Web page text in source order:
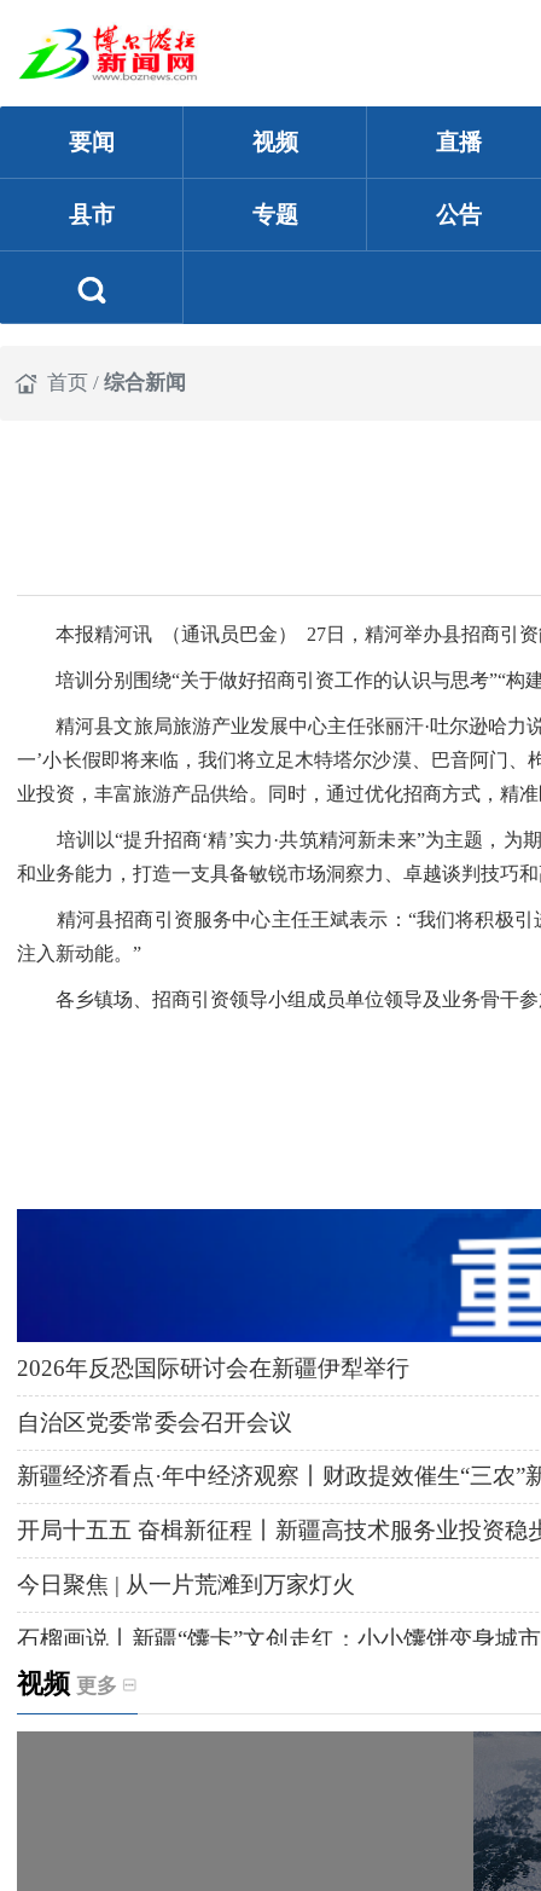
要闻 视频 直播
县市 专题 公告
首页/综合新闻
本报精河讯 （通讯员巴金） 27日，精河举办县招商引资
培训分别围绕“关于做好招商引资工作的认识与思考”“构
精河县文旅局旅游产业发展中心主任张丽汗·吐尔逊哈力
一’小长假即将来临，我们将立足木特塔尔沙漠、巴音阿门
业投资，丰富旅游产品供给。同时，通过优化招商方式，精
培训以“提升招商‘精’实力·共筑精河新未来”为主题，为
和业务能力，打造一支具备敏锐市场洞察力、卓越谈判技巧
精河县招商引资服务中心主任王斌表示：“我们将积极引
注入新动能。”
各乡镇场、招商引资领导小组成员单位领导及业务骨干参
2026年反恐国际研讨会在新疆伊犁举行
自治区党委常委会召开会议
新疆经济看点·年中经济观察丨财政提效催生“三农”
开局十五五 奋楫新征程丨新疆高技术服务业投资稳
今日聚焦 | 从一片荒滩到万家灯火
石榴画说丨新疆“馕卡”文创走红：小小馕饼变身城
天山观察丨暑期AI研学热，孩子们究竟学到什么
视频 更多